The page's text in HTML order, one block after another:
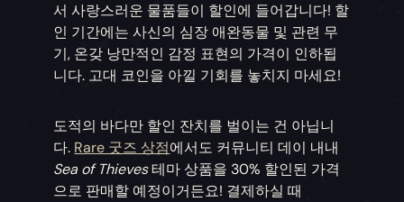
서 사랑스러운 물품들이 할인에 들어갑니다! 할
인 기간에는 사신의 심장 애완동물 및 관련 무
기, 온갖 낭만적인 감정 표현의 가격이 인하됩
니다. 고대 코인을 아낄 기회를 놓치지 마세요!
도적의 바다만 할인 잔치를 벌이는 건 아닙니
다. Rare 굿즈 상점에서도 커뮤니티 데이 내내
Sea of Thieves테마 상품을 30% 할인된 가격
으로 판매할 예정이거든요! 결제하실 때